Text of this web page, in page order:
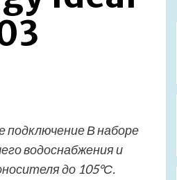
подключение В наборе
водоснабжения и
до 105°С.